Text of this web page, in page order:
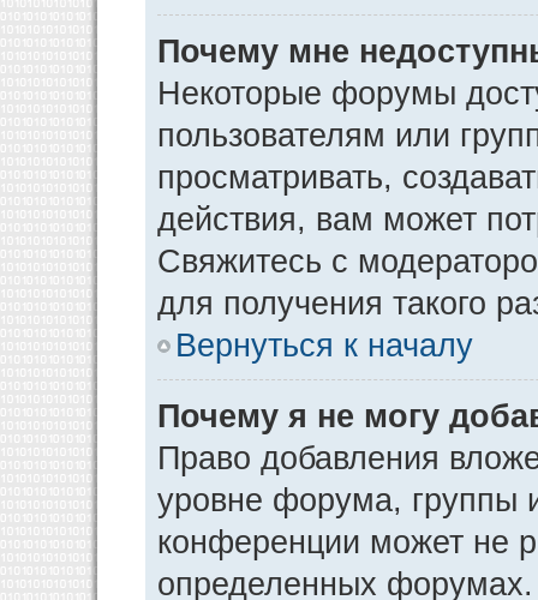
Почему мне
Некоторые форумы
пользователям или
просматривать,
действия, вам может
Свяжитесь с
для получения такого
Вернуться к началу
Почему я не могу
Право добавления
уровне форума, группы
конференции может не
определенных